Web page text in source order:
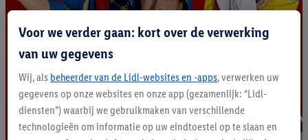
Voor we verder gaan: kort over de verwerking
van uw gegevens
Wij, als beheerder van de Lidl-websites en -apps, verwerken uw
gegevens op onze websites en onze app (gezamenlijk: “Lidl-
diensten”) waarbij we gebruikmaken van verschillende
technologieën om informatie op uw eindtoestel op te slaan en